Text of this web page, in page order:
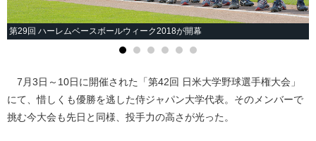
第29回 ハーレムベースボールウィーク2018が開幕
7月3日～10日に開催された「第42回 日米大学野球選手権大会」
にて、惜しくも優勝を逃した侍ジャパン大学代表。そのメンバーで
挑む今大会も先日と同様、投手力の高さが光った。